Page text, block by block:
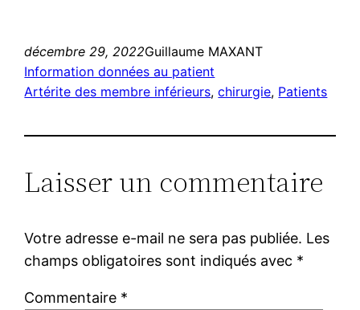
décembre 29, 2022Guillaume MAXANT
Information données au patient
Artérite des membre inférieurs, chirurgie, Patients
Laisser un commentaire
Votre adresse e-mail ne sera pas publiée. Les
champs obligatoires sont indiqués avec *
Commentaire *